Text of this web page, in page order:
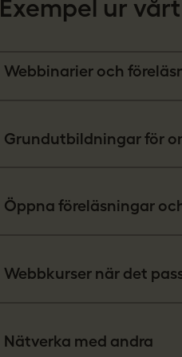
Exempel ur
Webbinarier och
Grundutbildningar för
Öppna föreläsningar
Webbkurser när det
Nätverka med andra